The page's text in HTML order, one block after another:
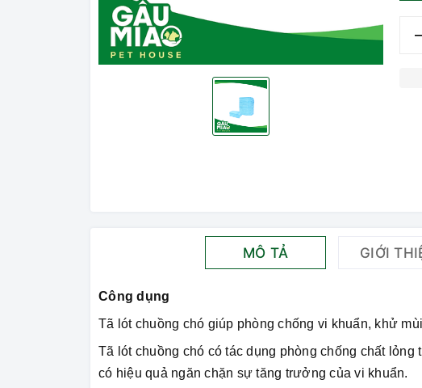
–
MÔ TẢ GIỚI
Công dụng
Tã lót chuồng chó giúp phòng chống vi khuẩn, khử
Tã lót chuồng chó có tác dụng phòng chống chất
có hiệu quả ngăn chặn sự tăng trưởng của vi khuẩn.